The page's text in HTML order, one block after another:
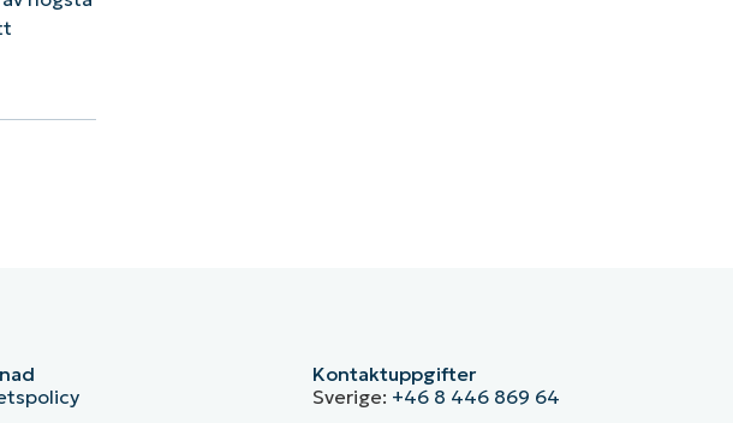
Kontaktuppgifter
Sverige: +46 8 446 869 64